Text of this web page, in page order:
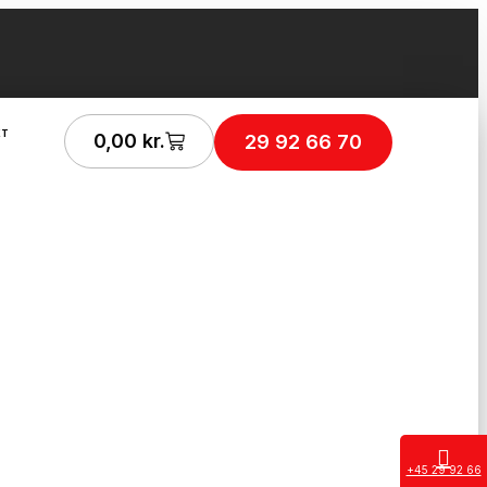
0,00 kr. 29 92 66 70
+45 29 92 66